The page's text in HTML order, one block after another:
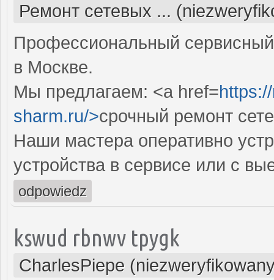
Ремонт сетевых ...
Профессиональный
в Москве.
Мы предлагаем: <a href=
sharm.ru/>срочный ремонт
Наши мастера оперативно
устройства в сервисе или с
odpowiedz
kswud rbnwv tpygk
CharlesPiepe